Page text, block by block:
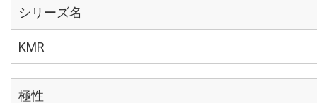
シリーズ名
KMR
極性